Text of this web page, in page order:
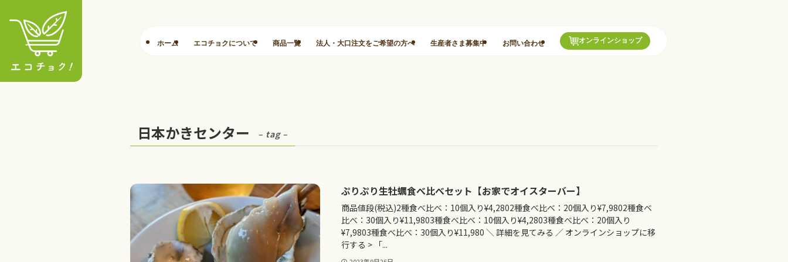
ホーム エコチョクについて 商品一覧 法人・大口注文をご希望の方へ 生産者さま募集中 お問い合わせ オンラインショップ
日本かきセンター – tag –
ぷりぷり生牡蠣食べ比べセット【お家でオイスターバー】
商品値段(税込)2種食べ比べ：10個入り¥4,2802種食べ比べ：20個入り¥7,9802種食べ
比べ：30個入り¥11,9803種食べ比べ：10個入り¥4,2803種食べ比べ：20個入り
¥7,9803種食べ比べ：30個入り¥11,980 ＼ 詳細を見てみる ／ オンラインショップに移
行する > 「...